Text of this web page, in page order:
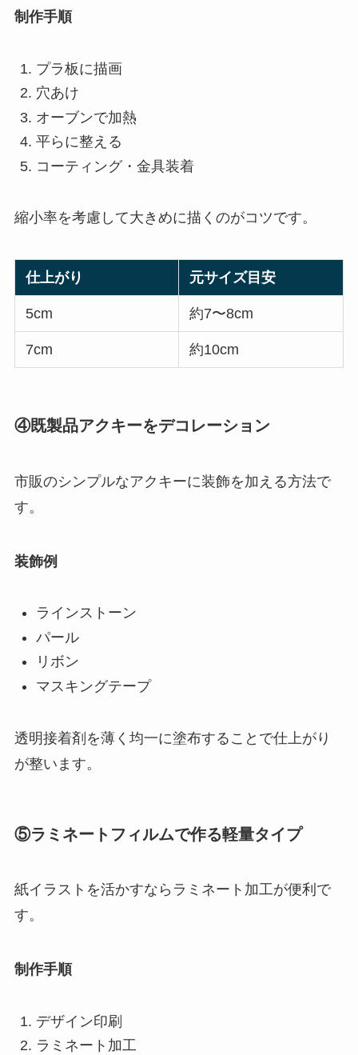
制作手順
プラ板に描画
穴あけ
オーブンで加熱
平らに整える
コーティング・金具装着
縮小率を考慮して大きめに描くのがコツです。
仕上がり 元サイズ目安
5cm 約7〜8cm
7cm 約10cm
④既製品アクキーをデコレーション
市販のシンプルなアクキーに装飾を加える方法で
す。
装飾例
ラインストーン
パール
リボン
マスキングテープ
透明接着剤を薄く均一に塗布することで仕上がり
が整います。
⑤ラミネートフィルムで作る軽量タイプ
紙イラストを活かすならラミネート加工が便利で
す。
制作手順
デザイン印刷
ラミネート加工